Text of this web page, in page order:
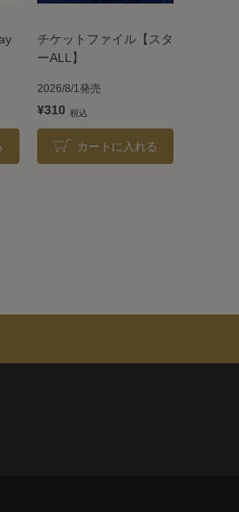
チケットファイル【スタ
ーALL】
2026/8/1発売
¥310
カートに入れる